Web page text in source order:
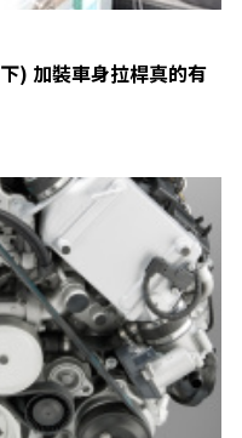
) 加裝車身拉桿真的有